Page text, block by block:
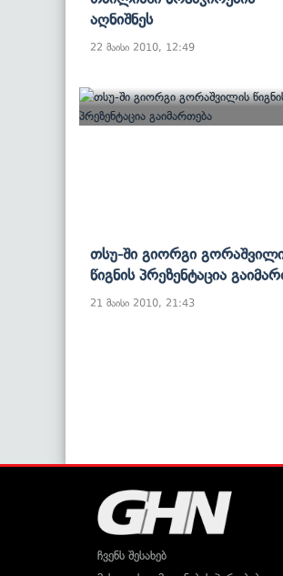
Აღნიშნეს
22 მაისი 2010, 12:49
Თსუ-Ში Გიორგი
Წიგნის Პრეზენტაცია
21 მაისი 2010, 21:43
ჩვენს შესახებ